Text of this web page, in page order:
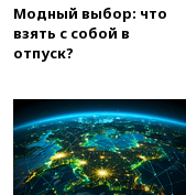
17:17Bloomberg:
своих служащих
17:00Сняты
на полеты в
Геленджика
Модный выбор: что
взять с собой в
отпуск?